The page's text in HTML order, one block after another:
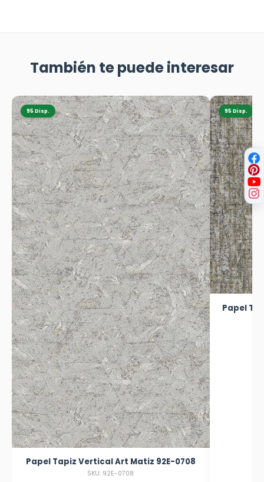
También te puede interesar
95 Disp.
Papel Tapiz Vertical Art Matiz 92E-0708
SKU: 92E-0708
95 Disp.
Papel Tapiz Vertical Art